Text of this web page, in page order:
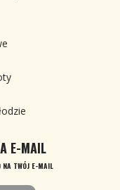
E-MAIL
NA TWÓJ E-MAIL